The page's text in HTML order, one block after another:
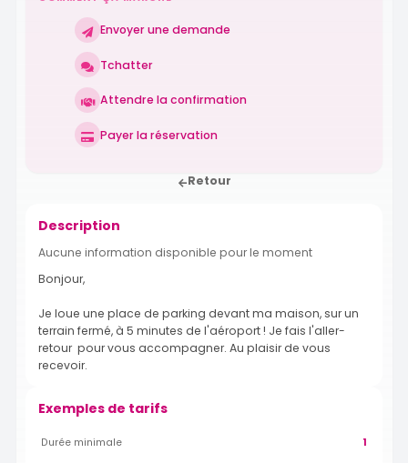
Envoyer une demande
Tchatter
Attendre la confirmation
Payer la réservation
Retour
Description
Aucune information disponible pour le moment
Bonjour,
Je loue une place de parking devant ma maison, sur un
terrain fermé, à 5 minutes de l'aéroport ! Je fais l'aller-
retour pour vous accompagner. Au plaisir de vous
recevoir.
Exemples de tarifs
Durée minimale 1